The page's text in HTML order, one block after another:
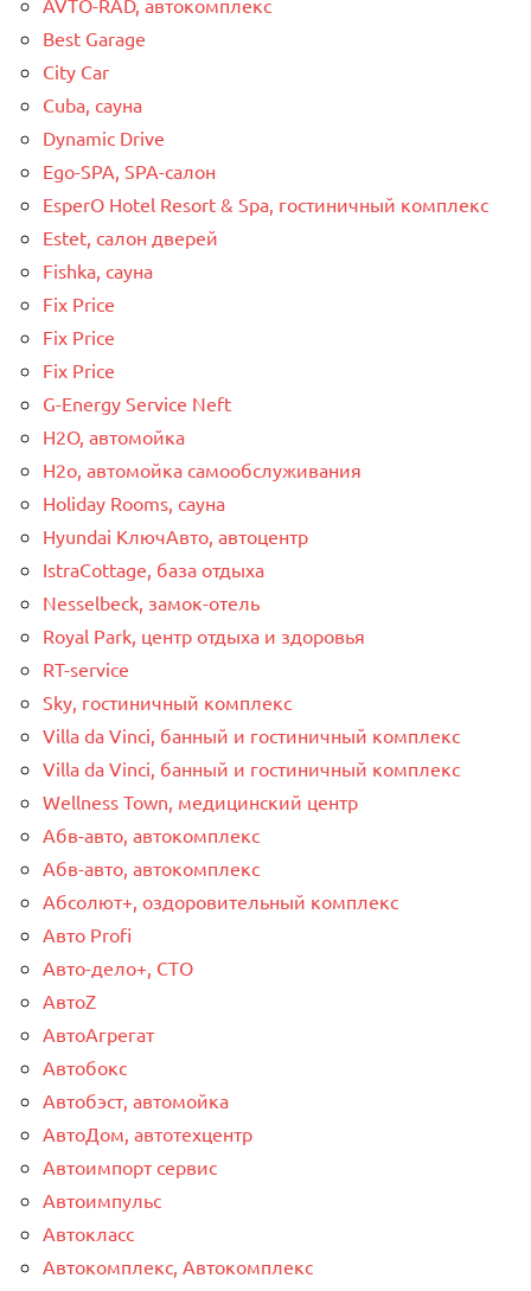
Best Garage
City Car
Cuba, сауна
Dynamic Drive
Ego-SPA, SPA-салон
EsperO Hotel Resort & Spa, гостиничный комплекс
Estet, салон дверей
Fishka, сауна
Fix Price
Fix Price
Fix Price
G-Energy Service Neft
H2O, автомойка
H2o, автомойка самообслуживания
Holiday Rooms, сауна
Hyundai КлючАвто, автоцентр
IstraCottage, база отдыха
Nesselbeck, замок-отель
Royal Park, центр отдыха и здоровья
RT-service
Sky, гостиничный комплекс
Villa da Vinci, банный и гостиничный комплекс
Villa da Vinci, банный и гостиничный комплекс
Wellness Town, медицинский центр
Абв-авто, автокомплекс
Абв-авто, автокомплекс
Абсолют+, оздоровительный комплекс
Авто Profi
Авто-дело+, СТО
АвтоZ
АвтоАгрегат
Автобокс
Автобэст, автомойка
АвтоДом, автотехцентр
Автоимпорт сервис
Автоимпульс
Автокласс
Автокомплекс, Автокомплекс